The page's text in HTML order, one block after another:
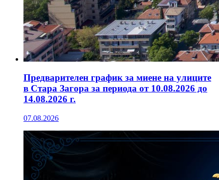
Предварителен график за миене на улиците
в Стара Загора за периода от 10.08.2026 до
14.08.2026 г.
07.08.2026